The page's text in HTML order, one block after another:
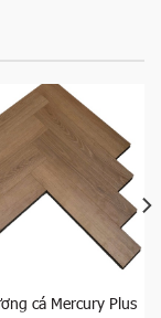
cá Mercury Plus